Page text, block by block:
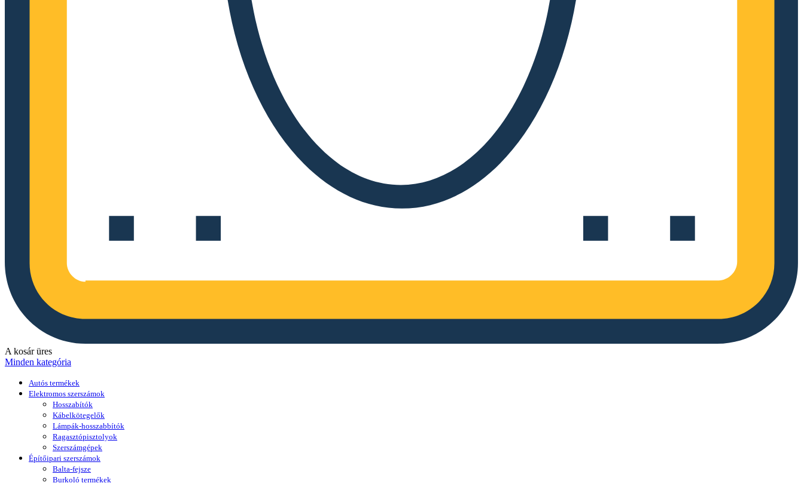
A kosár üres
Minden kategória
Autós termékek
Elektromos szerszámok
Hosszabítók
Kábelkötegelők
Lámpák-hosszabbítók
Ragasztópisztolyok
Szerszámgépek
Építőipari szerszámok
Balta-fejsze
Burkoló termékek